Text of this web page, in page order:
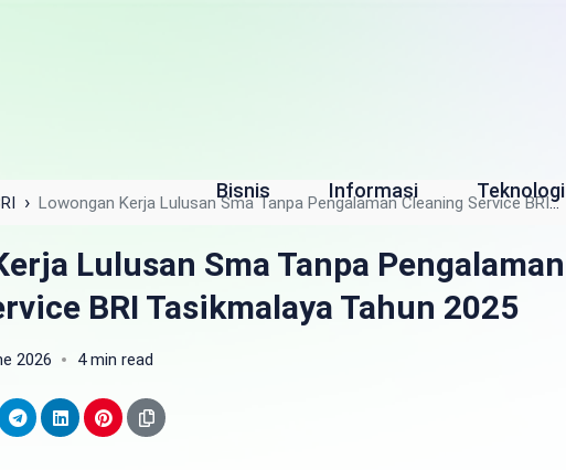
Bisnis Informasi Teknologi
› Lowongan Kerja Lulusan Sma Tanpa Pengalaman Cleaning Service BRI
Lulusan Sma Tanpa Pengalaman
BRI Tasikmalaya Tahun 2025
2026 4 min read